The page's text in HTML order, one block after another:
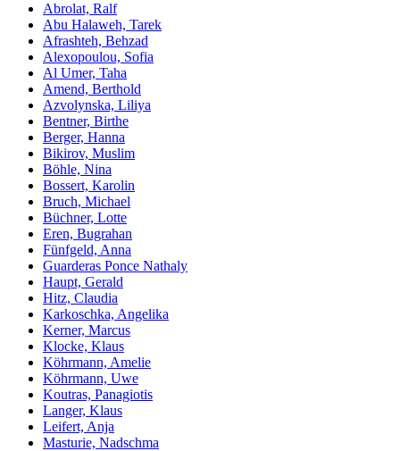
Abrolat, Ralf
Abu Halaweh, Tarek
Afrashteh, Behzad
Alexopoulou, Sofia
Al Umer, Taha
Amend, Berthold
Azvolynska, Liliya
Bentner, Birthe
Berger, Hanna
Bikirov, Muslim
Böhle, Nina
Bossert, Karolin
Bruch, Michael
Büchner, Lotte
Eren, Bugrahan
Fünfgeld, Anna
Guarderas Ponce Nathaly
Haupt, Gerald
Hitz, Claudia
Karkoschka, Angelika
Kerner, Marcus
Klocke, Klaus
Köhrmann, Amelie
Köhrmann, Uwe
Koutras, Panagiotis
Langer, Klaus
Leifert, Anja
Masturie, Nadschma